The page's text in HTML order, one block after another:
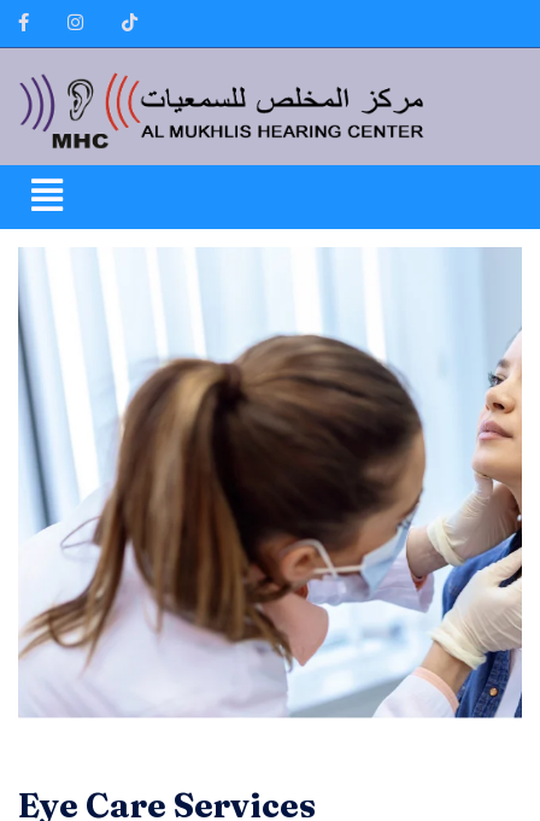
Eye Care Services